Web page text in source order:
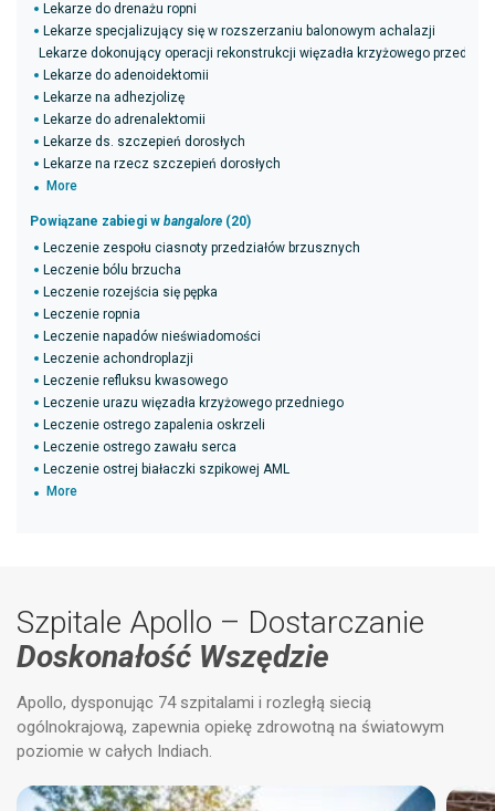
Lekarze do drenażu ropni
Lekarze specjalizujący się w rozszerzaniu balonowym achalazji
Lekarze dokonujący operacji rekonstrukcji więzadła krzyżowego
Lekarze do adenoidektomii
Lekarze na adhezjolizę
Lekarze do adrenalektomii
Lekarze ds. szczepień dorosłych
Lekarze na rzecz szczepień dorosłych
More
Powiązane zabiegi w bangalore (20)
Leczenie zespołu ciasnoty przedziałów brzusznych
Leczenie bólu brzucha
Leczenie rozejścia się pępka
Leczenie ropnia
Leczenie napadów nieświadomości
Leczenie achondroplazji
Leczenie refluksu kwasowego
Leczenie urazu więzadła krzyżowego przedniego
Leczenie ostrego zapalenia oskrzeli
Leczenie ostrego zawału serca
Leczenie ostrej białaczki szpikowej AML
More
Szpitale Apollo – Dostarczanie
Doskonałość Wszędzie
Apollo, dysponując 74 szpitalami i rozległą siecią
ogólnokrajową, zapewnia opiekę zdrowotną na światowym
poziomie w całych Indiach.